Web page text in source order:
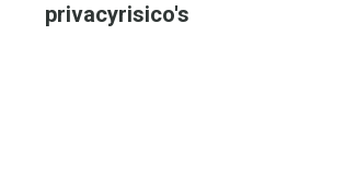
privacyrisico's